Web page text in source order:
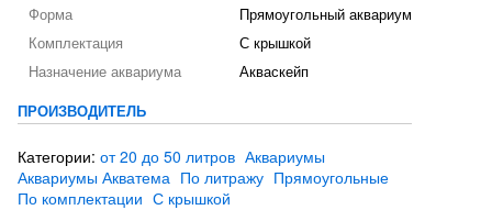
Форма
Прямоугольный аквариум
Комплектация
С крышкой
Назначение аквариума
Акваскейп
ПРОИЗВОДИТЕЛЬ
Категории: от 20 до 50 литров Аквариумы
Аквариумы Акватема По литражу Прямоугольные
По комплектации С крышкой